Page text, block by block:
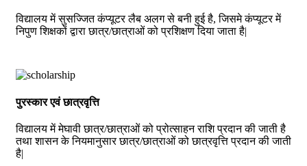
विद्यालय में सुसज्जित कंप्यूटर लैब अलग से बनी हुई है, जिसमे कंप्यूटर में
निपुण शिक्षकों द्वारा छात्र/छात्राओं को प्रशिक्षण दिया जाता है|
पुरस्कार एवं छात्रवृत्ति
विद्यालय में मेघावी छात्र/छात्राओं को प्रोत्साहन राशि प्रदान की जाती है
तथा शासन के नियमानुसार छात्र/छात्राओं को छात्रवृत्ति प्रदान की जाती
है|